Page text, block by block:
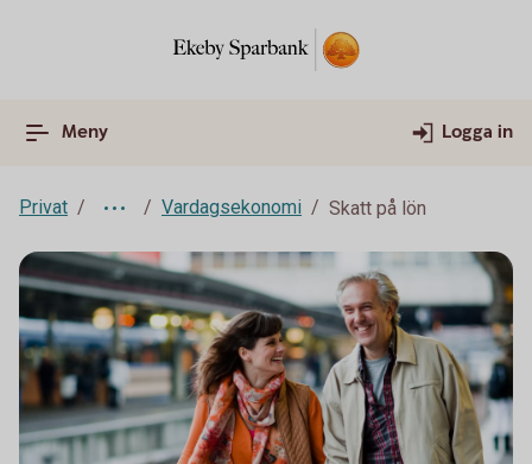
Meny Logga in
Privat Vardagsekonomi Skatt på lön